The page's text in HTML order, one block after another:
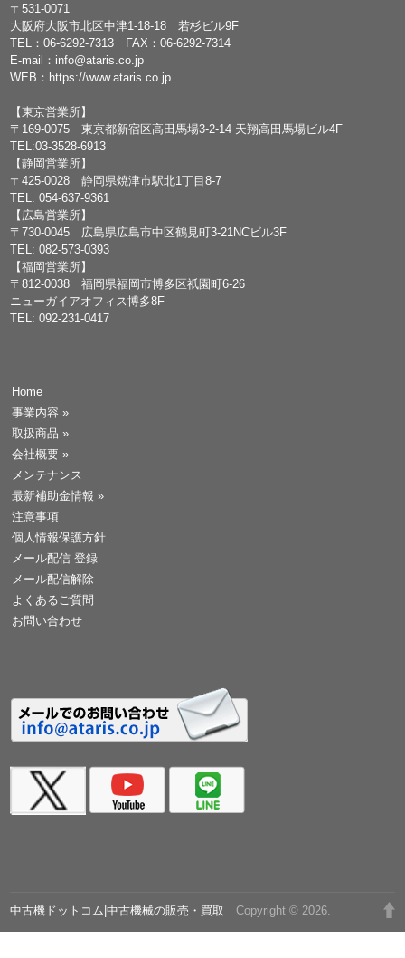
〒531-0071
大阪府大阪市北区中津1-18-18 若杉ビル9F
TEL：06-6292-7313 FAX：06-6292-7314
E-mail： info@ataris.co.jp
WEB： https://www.ataris.co.jp
【東京営業所】
〒169-0075 東京都新宿区高田馬場3-2-14 天翔高田馬場ビル4F
TEL:03-3528-6913
【静岡営業所】
〒425-0028 静岡県焼津市駅北1丁目8-7
TEL: 054-637-9361
【広島営業所】
〒730-0045 広島県広島市中区鶴見町3-21NCビル3F
TEL: 082-573-0393
【福岡営業所】
〒812-0038 福岡県福岡市博多区祇園町6-26
ニューガイアオフィス博多8F
TEL: 092-231-0417
Home
事業内容 »
取扱商品 »
会社概要 »
メンテナンス
最新補助金情報 »
注意事項
個人情報保護方針
メール配信 登録
メール配信解除
よくあるご質問
お問い合わせ
中古機ドットコム|中古機械の販売・買取 Copyright © 2026.